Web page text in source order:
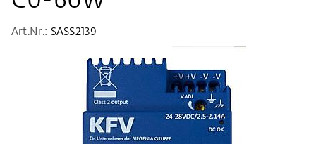
Art.Nr.: SASS2139